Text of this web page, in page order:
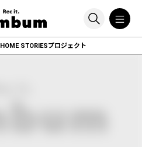
HOME STORIESプロジェクト